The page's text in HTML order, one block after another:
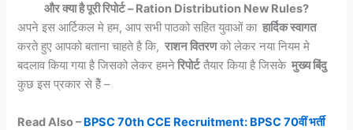
और क्या है पूरी रिपोर्ट – Ration Distribution New Rules?
अपने इस आर्टिकल मे हम, आप सभी पाठको सहित युवाओं का हार्दिक स्वागत
करते हुए आपको बताना चाहते है कि, राशन वितरणको लेकर नया नियम मे
बदलाव किया गया है जिसको लेकर हमनेरिपोर्टतैयार किया है जिसके मुख्य बिंदु
कुछ इस प्रकार से हैें –
Read Also –BPSC 70th CCE Recruitment: BPSC 70वीं भर्ती